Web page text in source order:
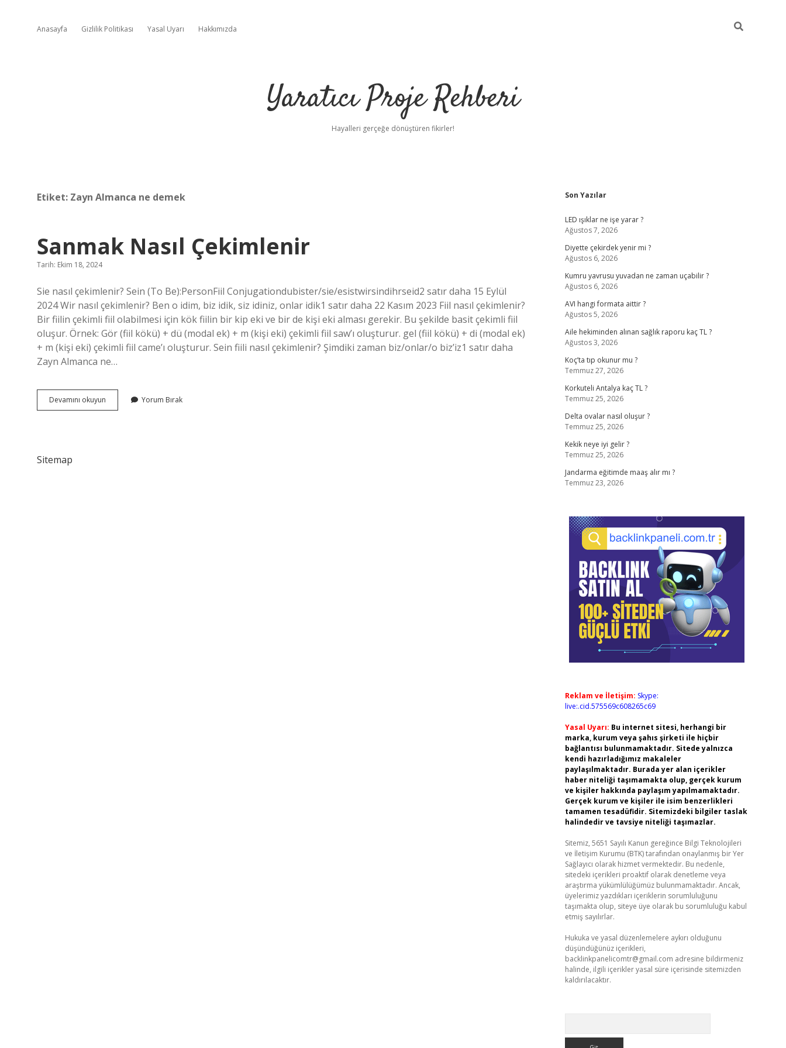
Anasayfa Gizlilik Politikası Yasal Uyarı Hakkımızda
Yaratıcı Proje Rehberi
Hayalleri gerçeğe dönüştüren fikirler!
Etiket: Zayn Almanca ne demek
Sanmak Nasıl Çekimlenir
Tarih: Ekim 18, 2024
Sie nasıl çekimlenir? Sein (To Be):PersonFiil Conjugationdubister/sie/esistwirsindihrseid2 satır daha 15 Eylül
2024 Wir nasıl çekimlenir? Ben o idim, biz idik, siz idiniz, onlar idik1 satır daha 22 Kasım 2023 Fiil nasıl çekimlenir?
Bir fiilin çekimli fiil olabilmesi için kök fiilin bir kip eki ve bir de kişi eki alması gerekir. Bu şekilde basit çekimli fiil
oluşur. Örnek: Gör (fiil kökü) + dü (modal ek) + m (kişi eki) çekimli fiil saw’ı oluşturur. gel (fiil kökü) + di (modal ek)
+ m (kişi eki) çekimli fiil came’ı oluşturur. Sein fiili nasıl çekimlenir? Şimdiki zaman biz/onlar/o biz’iz1 satır daha
Zayn Almanca ne…
Devamını okuyun
Nasıl
Yorum Bırak
Sitemap
Sidebar
Son Yazılar
LED ışıklar ne işe yarar ?
Ağustos 7, 2026
Diyette çekirdek yenir mi ?
Ağustos 6, 2026
Kumru yavrusu yuvadan ne zaman uçabilir ?
Ağustos 6, 2026
AVI hangi formata aittir ?
Ağustos 5, 2026
Aile hekiminden alınan sağlık raporu kaç TL ?
Ağustos 3, 2026
Koç’ta tıp okunur mu ?
Temmuz 27, 2026
Korkuteli Antalya kaç TL ?
Temmuz 25, 2026
Delta ovalar nasıl oluşur ?
Temmuz 25, 2026
Kekik neye iyi gelir ?
Temmuz 25, 2026
Jandarma eğitimde maaş alır mı ?
Temmuz 23, 2026
Reklam ve İletişim: Skype:
live:.cid.575569c608265c69
Yasal Uyarı: Bu internet sitesi, herhangi bir
marka, kurum veya şahıs şirketi ile hiçbir
bağlantısı bulunmamaktadır. Sitede yalnızca
kendi hazırladığımız makaleler
paylaşılmaktadır. Burada yer alan içerikler
haber niteliği taşımamakta olup, gerçek kurum
ve kişiler hakkında paylaşım yapılmamaktadır.
Gerçek kurum ve kişiler ile isim benzerlikleri
tamamen tesadüfidir. Sitemizdeki bilgiler taslak
halindedir ve tavsiye niteliği taşımazlar.
Sitemiz, 5651 Sayılı Kanun gereğince Bilgi Teknolojileri
ve İletişim Kurumu (BTK) tarafından onaylanmış bir Yer
Sağlayıcı olarak hizmet vermektedir. Bu nedenle,
sitedeki içerikleri proaktif olarak denetleme veya
araştırma yükümlülüğümüz bulunmamaktadır. Ancak,
üyelerimiz yazdıkları içeriklerin sorumluluğunu
taşımakta olup, siteye üye olarak bu sorumluluğu kabul
etmiş sayılırlar.
Hukuka ve yasal düzenlemelere aykırı olduğunu
düşündüğünüz içerikleri,
backlinkpanelicomtr@gmail.com adresine bildirmeniz
halinde, ilgili içerikler yasal süre içerisinde sitemizden
kaldırılacaktır.